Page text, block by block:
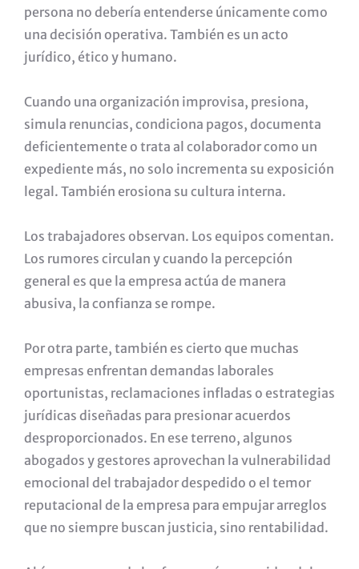
persona no debería entenderse únicamente como
una decisión operativa. También es un acto
jurídico, ético y humano.
Cuando una organización improvisa, presiona,
simula renuncias, condiciona pagos, documenta
deficientemente o trata al colaborador como un
expediente más, no solo incrementa su exposición
legal. También erosiona su cultura interna.
Los trabajadores observan. Los equipos comentan.
Los rumores circulan y cuando la percepción
general es que la empresa actúa de manera
abusiva, la confianza se rompe.
Por otra parte, también es cierto que muchas
empresas enfrentan demandas laborales
oportunistas, reclamaciones infladas o estrategias
jurídicas diseñadas para presionar acuerdos
desproporcionados. En ese terreno, algunos
abogados y gestores aprovechan la vulnerabilidad
emocional del trabajador despedido o el temor
reputacional de la empresa para empujar arreglos
que no siempre buscan justicia, sino rentabilidad.